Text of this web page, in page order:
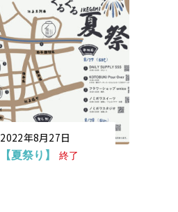
2022年8月27日
【夏祭り】 終了